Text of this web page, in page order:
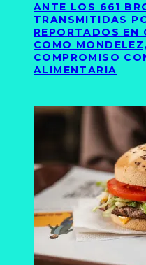
ANTE LOS 661
TRANSMITIDAS
REPORTADOS EN
COMO
COMPROMISO
ALIMENTARIA